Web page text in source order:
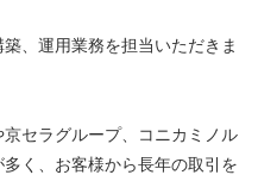
、運用業務を担当いただきま
セラグループ、コニカミノル
く、お客様から長年の取引を